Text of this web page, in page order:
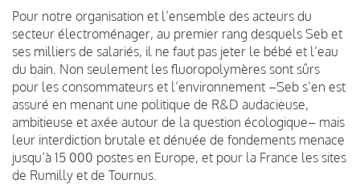
Pour notre organisation et l’ensemble des acteurs du
secteur électroménager, au premier rang desquels Seb et
ses milliers de salariés, il ne faut pas jeter le bébé et l’eau
du bain. Non seulement les fluoropolymères sont sûrs
pour les consommateurs et l’environnement –Seb s’en est
assuré en menant une politique de R&D audacieuse,
ambitieuse et axée autour de la question écologique– mais
leur interdiction brutale et dénuée de fondements menace
jusqu’à 15 000 postes en Europe, et pour la France les sites
de Rumilly et de Tournus.